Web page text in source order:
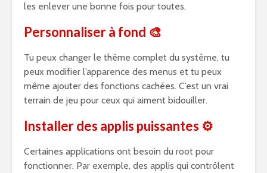
les enlever une bonne fois pour toutes.
Personnaliser à fond 🎨
Tu peux changer le thème complet du système, tu
peux modifier l’apparence des menus et tu peux
même ajouter des fonctions cachées. C’est un vrai
terrain de jeu pour ceux qui aiment bidouiller.
Installer des applis puissantes ⚙️
Certaines applications ont besoin du root pour
fonctionner. Par exemple, des applis qui contrôlent